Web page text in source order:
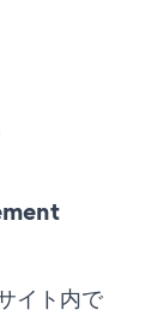
イト内で